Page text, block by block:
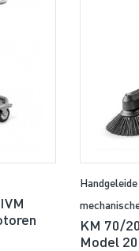
KM 70/
Model